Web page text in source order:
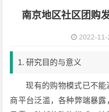
南京地区社区团购
2022-11-
1. 研究目的与意义
现有的购物模式已不
商平台泛滥，各种弊端暴露